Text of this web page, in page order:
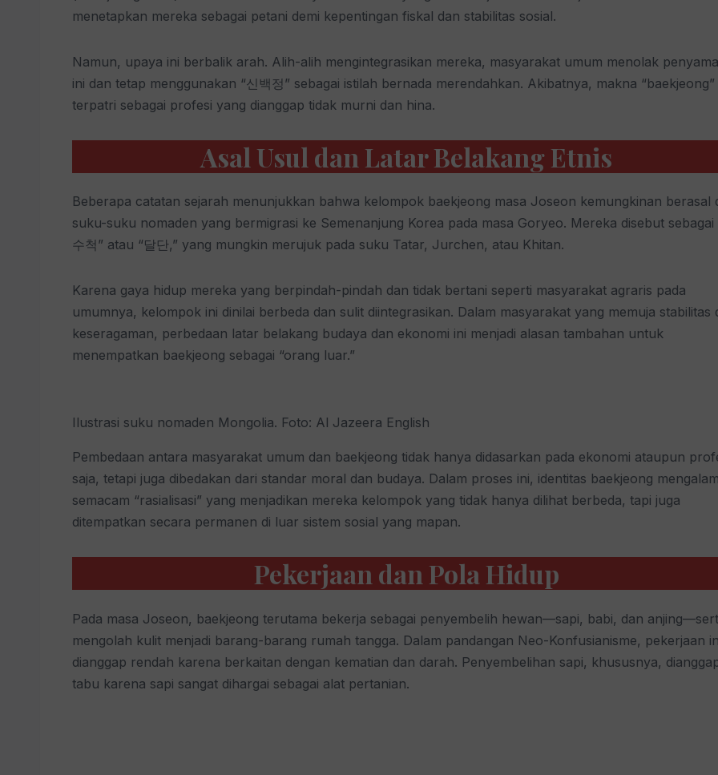
menetapkan mereka sebagai petani demi kepentingan fiskal dan stabilitas sosial.
Namun, upaya ini berbalik arah. Alih-alih mengintegrasikan mereka, masyarakat umum menolak
ini dan tetap menggunakan “신백정” sebagai istilah bernada merendahkan. Akibatnya, makna “baekjeong”
terpatri sebagai profesi yang dianggap tidak murni dan hina.
Asal Usul dan Latar Belakang Etnis
Beberapa catatan sejarah menunjukkan bahwa kelompok baekjeong masa Joseon kemungkinan berasal
suku-suku nomaden yang bermigrasi ke Semenanjung Korea pada masa Goryeo. Mereka disebut sebagai
수척” atau “달단,” yang mungkin merujuk pada suku Tatar, Jurchen, atau Khitan.
Karena gaya hidup mereka yang berpindah-pindah dan tidak bertani seperti masyarakat agraris pada
umumnya, kelompok ini dinilai berbeda dan sulit diintegrasikan. Dalam masyarakat yang memuja stabilitas
keseragaman, perbedaan latar belakang budaya dan ekonomi ini menjadi alasan tambahan untuk
menempatkan baekjeong sebagai “orang luar.”
Ilustrasi suku nomaden Mongolia. Foto: Al Jazeera English
Pembedaan antara masyarakat umum dan baekjeong tidak hanya didasarkan pada ekonomi ataupun
saja, tetapi juga dibedakan dari standar moral dan budaya. Dalam proses ini, identitas baekjeong
semacam “rasialisasi” yang menjadikan mereka kelompok yang tidak hanya dilihat berbeda, tapi juga
ditempatkan secara permanen di luar sistem sosial yang mapan.
Pekerjaan dan Pola Hidup
Pada masa Joseon, baekjeong terutama bekerja sebagai penyembelih hewan—sapi, babi, dan
mengolah kulit menjadi barang-barang rumah tangga. Dalam pandangan Neo-Konfusianisme, pekerjaan
dianggap rendah karena berkaitan dengan kematian dan darah. Penyembelihan sapi, khususnya,
tabu karena sapi sangat dihargai sebagai alat pertanian.